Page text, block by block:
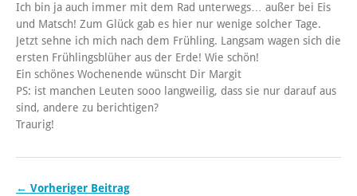
Ich bin ja auch immer mit dem Rad unterwegs… außer bei Eis
und Matsch! Zum Glück gab es hier nur wenige solcher Tage.
Jetzt sehne ich mich nach dem Frühling. Langsam wagen sich die
ersten Frühlingsblüher aus der Erde! Wie schön!
Ein schönes Wochenende wünscht Dir Margit
PS: ist manchen Leuten sooo langweilig, dass sie nur darauf aus
sind, andere zu berichtigen?
Traurig!
← Vorheriger Beitrag